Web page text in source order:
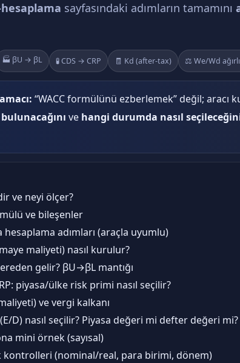
sayfasındaki adımların tamamını
🏭 βU → βL 🧪 CDS → CRP 🧾 Kd (after-tax) ⚖️ We/Wd
“WACC formülünü ezberlemek” değil; aracı
ve hangi durumda nasıl
ve neyi ölçer?
ve bileşenler
hesaplama adımları (araçla uyumlu)
maliyeti) nasıl kurulur?
gelir? βU→βL mantığı
piyasa/ülke risk primi nasıl seçilir?
ve vergi kalkanı
(E/D) nasıl seçilir? Piyasa değeri mi defter değeri mi?
mini örnek (sayısal)
kontrolleri (nominal/real, para birimi, dönem)